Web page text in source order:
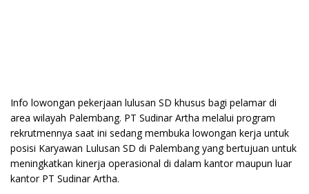
Info lowongan pekerjaan lulusan SD khusus bagi pelamar di
area wilayah Palembang. PT Sudinar Artha melalui program
rekrutmennya saat ini sedang membuka lowongan kerja untuk
posisi Karyawan Lulusan SD di Palembang yang bertujuan untuk
meningkatkan kinerja operasional di dalam kantor maupun luar
kantor PT Sudinar Artha.